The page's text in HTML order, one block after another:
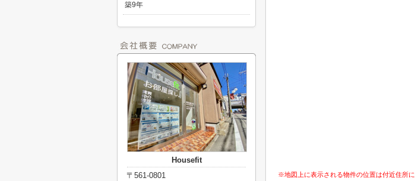
※地図上に表示される物件の位置は付近住所
築9年
Housefit
〒561-0801